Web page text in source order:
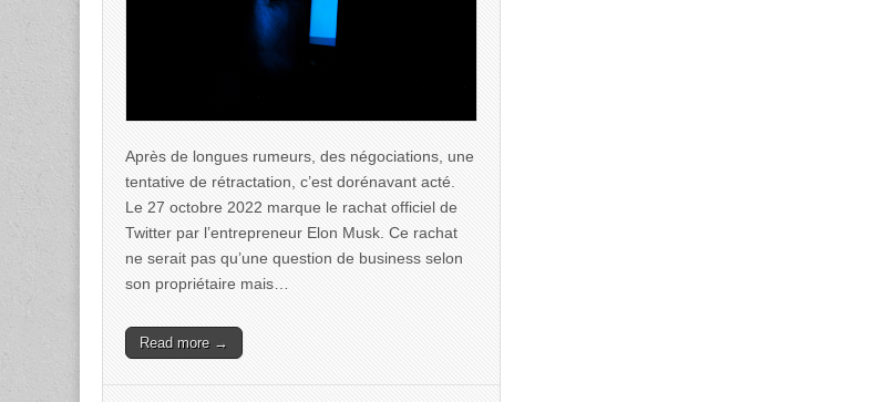
Après de longues rumeurs, des négociations, une
tentative de rétractation, c’est dorénavant acté.
Le 27 octobre 2022 marque le rachat officiel de
Twitter par l’entrepreneur Elon Musk. Ce rachat
ne serait pas qu’une question de business selon
son propriétaire mais…
Read more →